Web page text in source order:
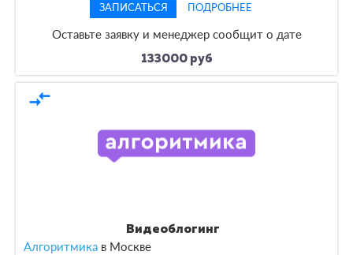
ЗАПИСАТЬСЯ ПОДРОБНЕЕ
Оставьте заявку и менеджер сообщит о дате
133000 руб
compare_arrows
Видеоблогинг
Алгоритмика в Москве